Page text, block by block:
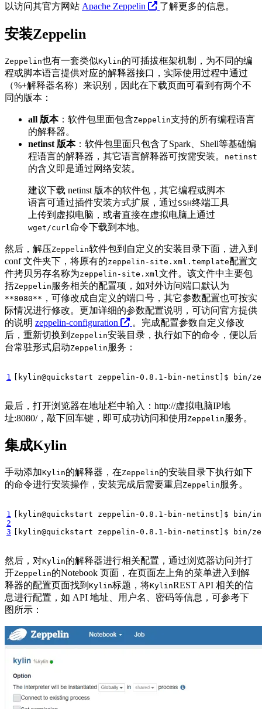
以访问其官方网站 Apache Zeppelin 了解更多的信息。
安装Zeppelin
Zeppelin也有一套类似Kylin的可插拔框架机制，为不同的编
程或脚本语言提供对应的解释器接口，实际使用过程中通过
（%+解释器名称）来识别，因此在下载页面可看到有两个不
同的版本：
all 版本：软件包里面包含Zeppelin支持的所有编程语言
的解释器。
netinst 版本：软件包里面只包含了Spark、Shell等基础编
程语言的解释器，其它语言解释器可按需安装。
netinst
的含义即是通过网络安装。
建议下载 netinst 版本的软件包，其它编程或脚本
语言可通过插件安装方式扩展，通过SSH终端工具
上传到虚拟电脑，或者直接在虚拟电脑上通过
wget/curl 命令下载到本地。
然后，解压Zeppelin软件包到自定义的安装目录下面，进入到
conf 文件夹下，将原有的zeppelin-site.xml.template配置文
件拷贝另存名称为zeppelin-site.xml 文件。该文件中主要包
括Zeppelin 服务相关的配置项，如对外访问端口默认为
**8080** ，可修改成自定义的端口号，其它参数配置也可按实
际情况进行修改。更加详细的参数配置说明，可访问官方提供
的说明 zeppelin-configuration
。完成配置参数自定义修改
后，重新切换到 Zeppelin安装目录，执行如下的命令，便以后
台常驻形式启动Zeppelin 服务：
1 [ kylin@quickstart zeppelin-0.8.1-bin-netinst ] $ bin/
最后，打开浏览器在地址栏中输入：http://虚拟电脑IP地
址:8080/，敲下回车键，即可成功访问和使用 Zeppelin 服务。
集成Kylin
手动添加Kylin的解释器，在Zeppelin的安装目录下执行如下
的命令进行安装操作，安装完成后需要重启Zeppelin 服务。
1
2
3
kylin@quickstart zeppelin-0.8.1-bin-netinst
kylin@quickstart zeppelin-0.8.1-bin-netinst $ bin/
然后，对Kylin的解释器进行相关配置，通过浏览器访问并打
开Zeppelin的Notebook 页面，在页面左上角的菜单进入到解
释器的配置页面找到 Kylin标题，将KylinREST API 相关的信
息进行配置，如 API 地址、用户名、密码等信息，可参考下
图所示：